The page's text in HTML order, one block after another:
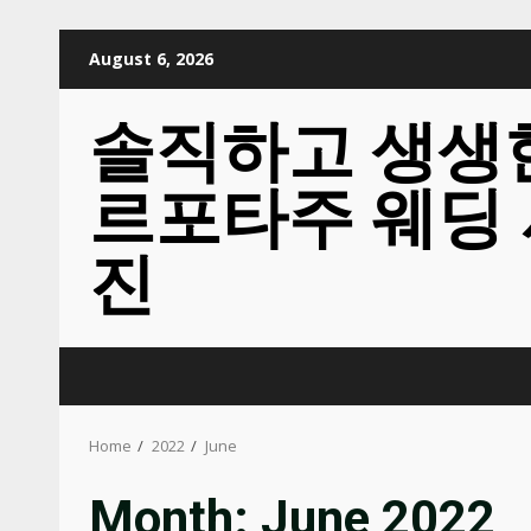
August 6, 2026
솔직하고 생생
르포타주 웨딩
진
Home 2022 June
Month: June 2022